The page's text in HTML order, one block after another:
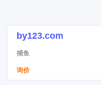
by123.com
捕鱼
询价